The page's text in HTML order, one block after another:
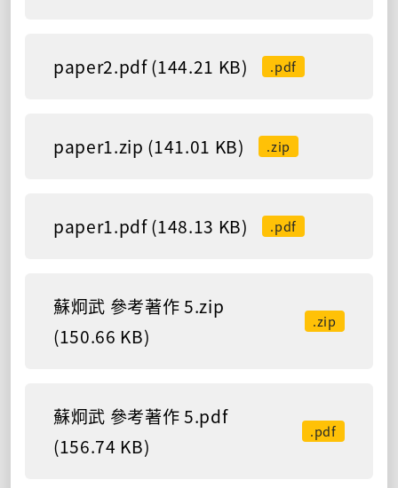
paper2.pdf (144.21 KB) .pdf
paper1.zip (141.01 KB) .zip
paper1.pdf (148.13 KB) .pdf
蘇炯武 參考著作 5.zip
(150.66 KB)
.zip
蘇炯武 參考著作 5.pdf
(156.74 KB)
.pdf